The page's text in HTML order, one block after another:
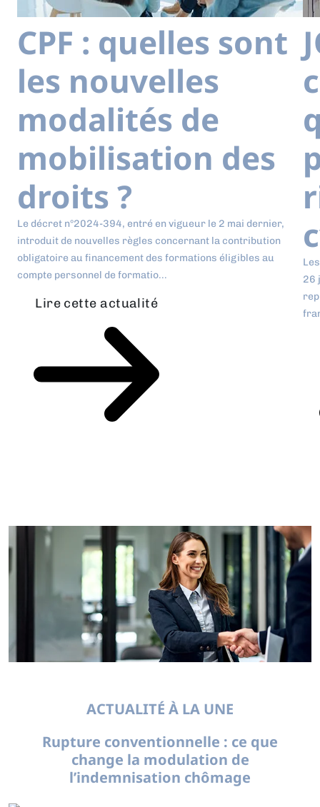
CPF : quelles sont
les nouvelles
modalités de
mobilisation des
droits ?
Le décret n°2024-394, entré en vigueur le 2 mai dernier,
introduit de nouvelles règles concernant la contribution
obligatoire au financement des formations éligibles au
compte personnel de formatio...
Lire cette actualité
26
ACTUALITÉ À LA UNE
Rupture conventionnelle : ce que
change la modulation de
l’indemnisation chômage